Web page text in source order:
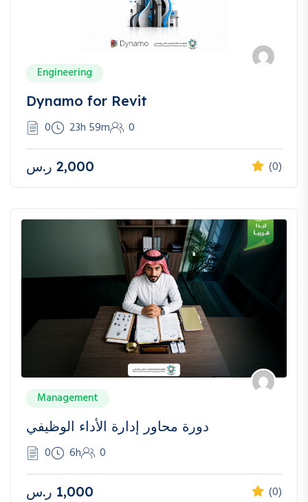
Engineering
Dynamo for Revit
0 23h 59m 0
2,000 ر.س (0)
Management
دورة محاور إدارة الأداء الوظيفي
0 6h 0
1,000 ر.س (0)